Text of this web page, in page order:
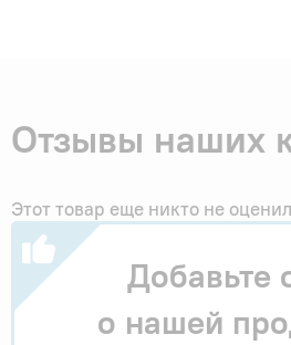
Отзывы наших
Этот товар еще никто не оценил
Добавьте
о нашей